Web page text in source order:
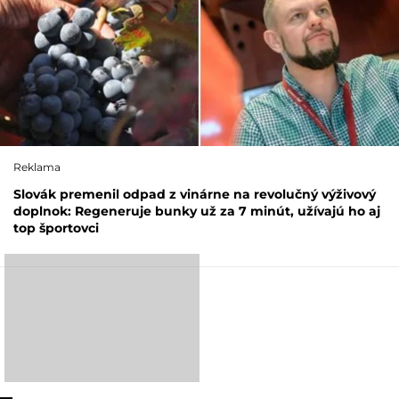
Reklama
Slovák premenil odpad z vinárne na revolučný výživový
doplnok: Regeneruje bunky už za 7 minút, užívajú ho aj
top športovci